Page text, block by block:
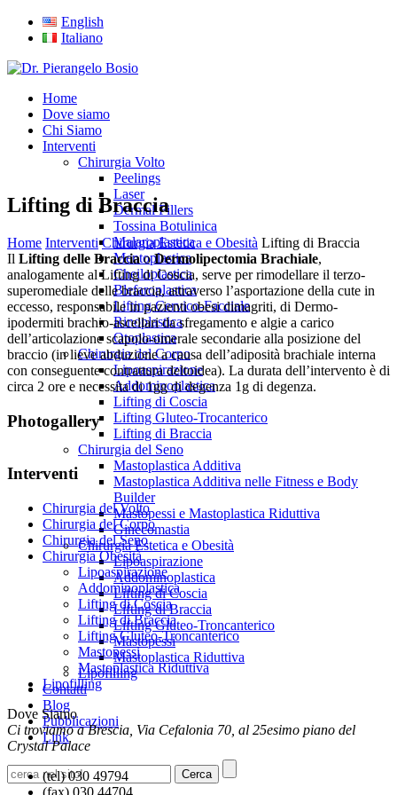
English
Italiano
Home
Dove siamo
Chi Siamo
Interventi
Chirurgia Volto
Peelings
Laser
Dermal Fillers
Tossina Botulinica
Malaroplastica
Mentoplastica
Cheiloplastica
Blefaroplastica
Lifting Cervico-Facciale
Rinoplastica
Otoplastica
Chirurgia del Corpo
Lipoaspirazione
Addominoplastica
Lifting di Coscia
Lifting Gluteo-Trocanterico
Lifting di Braccia
Chirurgia del Seno
Mastoplastica Additiva
Mastoplastica Additiva nelle Fitness e Body
Builder
Mastopessi e Mastoplastica Riduttiva
Ginecomastia
Chirurgia Estetica e Obesità
Lipoaspirazione
Addominoplastica
Lifting di Coscia
Lifting di Braccia
Lifting Gluteo-Troncanterico
Mastopessi
Mastoplastica Riduttiva
Lipofilling
Contatti
Blog
Pubblicazioni
Link
Lifting di Braccia
Home Interventi Chirurgia Estetica e Obesità Lifting di Braccia
Il Lifting delle BracciaoDermolipectomia Brachiale,
analogamente al Lifting di Coscia, serve per rimodellare il terzo-
superomediale delle braccia, attraverso l’asportazione della cute in
eccesso, responsabile in pazienti obesi dimagriti, di Dermo-
ipodermiti brachio-ascellari da sfregamento e algie a carico
dell’articolazione scapolo-omerale secondarie alla posizione del
braccio (in lieve abduzione a causa dell’adiposità brachiale interna
con conseguente contrattura deltoidea). La durata dell’intervento è di
circa 2 ore e necessita di 1gg di degenza 1g di degenza.
Photogallery
Interventi
Chirurgia del Volto
Chirurgia del Corpo
Chirurgia del Seno
Chirurgia Obesità
Lipoaspirazione
Addominoplastica
Lifting di Coscia
Lifting di Braccia
Lifting Gluteo-Troncanterico
Mastopessi
Mastoplastica Riduttiva
Lipofilling
Dove Siamo
Ci troviamo a Brescia, Via Cefalonia 70, al 25esimo piano del
Crystal Palace
(tel) 030 49794
(fax) 030 44704